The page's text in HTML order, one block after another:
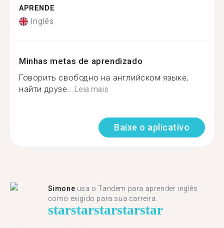
APRENDE
Inglês
Minhas metas de aprendizado
Говорить свободно на английском языке,
найти друзе...Leia mais
Baixe o aplicativo
Simone usa o Tandem para aprender inglês
como exigido para sua carreira.
starstarstarstarstar